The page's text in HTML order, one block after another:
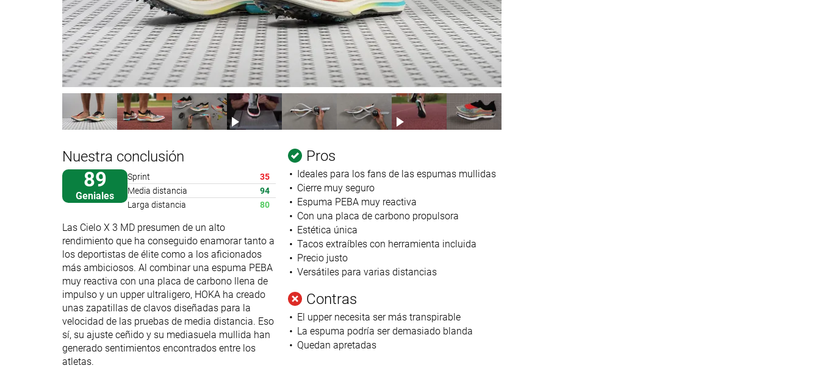
Nuestra conclusión
89
Geniales
Sprint
35
Media distancia
94
Larga distancia
80
Las Cielo X 3 MD presumen de un alto
rendimiento que ha conseguido enamorar tanto a
los deportistas de élite como a los aficionados
más ambiciosos. Al combinar una espuma PEBA
muy reactiva con una placa de carbono llena de
impulso y un upper ultraligero, HOKA ha creado
unas zapatillas de clavos diseñadas para la
velocidad de las pruebas de media distancia. Eso
sí, su ajuste ceñido y su mediasuela mullida han
generado sentimientos encontrados entre los
atletas.
Pros
Ideales para los fans de las espumas mullidas
Cierre muy seguro
Espuma PEBA muy reactiva
Con una placa de carbono propulsora
Estética única
Tacos extraíbles con herramienta incluida
Precio justo
Versátiles para varias distancias
Contras
El upper necesita ser más transpirable
La espuma podría ser demasiado blanda
Quedan apretadas